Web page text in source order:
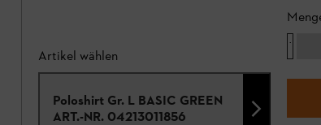
Artikel wählen
Poloshirt Gr. L BASIC GREEN
ART.-NR. 04213011856